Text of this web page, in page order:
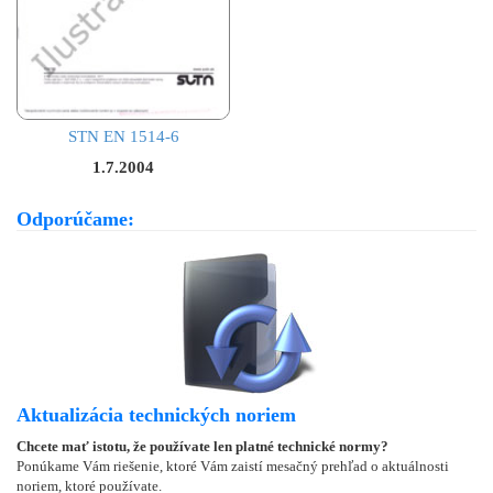
STN EN 1514-6
1.7.2004
Odporúčame:
Aktualizácia technických noriem
Chcete mať istotu, že používate len platné technické normy?
Ponúkame Vám riešenie, ktoré Vám zaistí mesačný prehľad o aktuálnosti
noriem, ktoré používate.